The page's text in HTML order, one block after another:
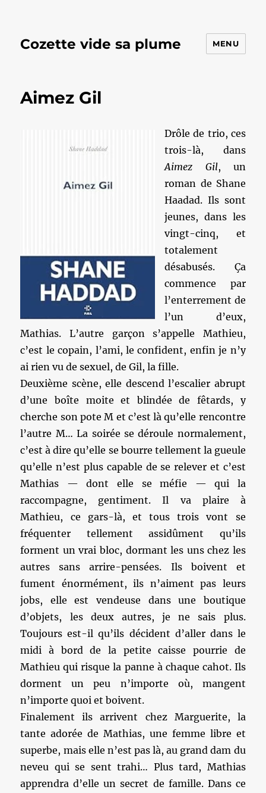
Cozette vide sa plume MENU
Aimez Gil
Drôle de trio, ces
trois-là, dans
Aimez Gil, un
roman de Shane
Haadad. Ils sont
jeunes, dans les
vingt-cinq, et
totalement
désabusés. Ça
commence par
l’enterrement de
l’un d’eux,
Mathias. L’autre garçon s’appelle Mathieu,
c’est le copain, l’ami, le confident, enfin je n’y
ai rien vu de sexuel, de Gil, la fille.
Deuxième scène, elle descend l’escalier abrupt
d’une boîte moite et blindée de fêtards, y
cherche son pote M et c’est là qu’elle rencontre
l’autre M… La soirée se déroule normalement,
c’est à dire qu’elle se bourre tellement la gueule
qu’elle n’est plus capable de se relever et c’est
Mathias — dont elle se méfie — qui la
raccompagne, gentiment. Il va plaire à
Mathieu, ce gars-là, et tous trois vont se
fréquenter tellement assidûment qu’ils
forment un vrai bloc, dormant les uns chez les
autres sans arrire-pensées. Ils boivent et
fument énormément, ils n’aiment pas leurs
jobs, elle est vendeuse dans une boutique
d’objets, les deux autres, je ne sais plus.
Toujours est-il qu’ils décident d’aller dans le
midi à bord de la petite caisse pourrie de
Mathieu qui risque la panne à chaque cahot. Ils
dorment un peu n’importe où, mangent
n’importe quoi et boivent.
Finalement ils arrivent chez Marguerite, la
tante adorée de Mathias, une femme libre et
superbe, mais elle n’est pas là, au grand dam du
neveu qui se sent trahi… Plus tard, Mathias
apprendra d’elle un secret de famille. Dans ce